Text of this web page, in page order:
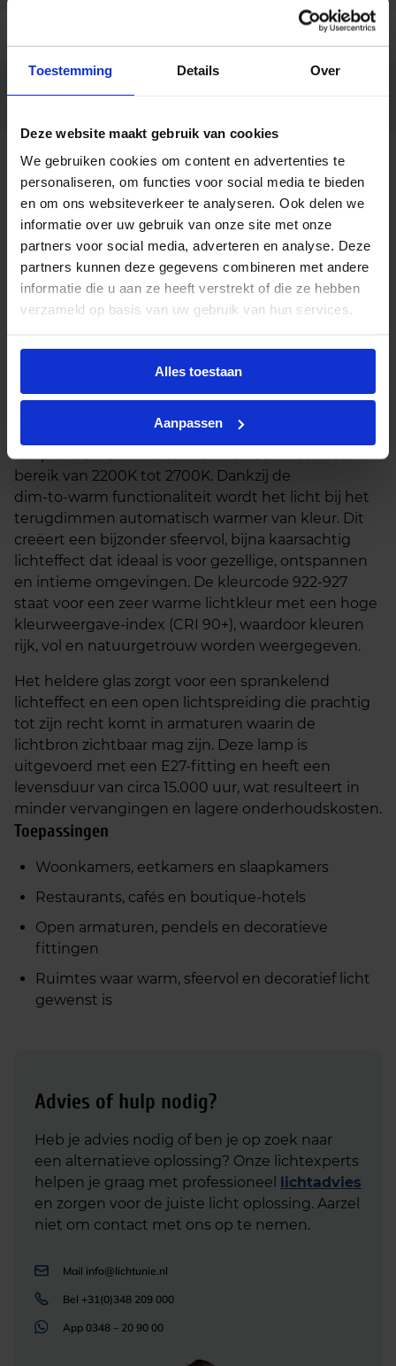
Toestemming Details Over
Deze website maakt gebruik van cookies
We gebruiken cookies om content en advertenties te
personaliseren, om functies voor social media te bieden
en om ons websiteverkeer te analyseren. Ook delen we
informatie over uw gebruik van onze site met onze
partners voor social media, adverteren en analyse. Deze
partners kunnen deze gegevens combineren met andere
informatie die u aan ze heeft verstrekt of die ze hebben
verzameld op basis van uw gebruik van hun services.
Alles toestaan
Aanpassen
Fabrikantnaam
Beschrijving
De Philips Master LED bulb 10.5W 922‑927 E27 A60
helder glas (8720169311015) is een krachtige en
sfeervolle LED‑lamp met een klassieke A60‑vorm
en helder glas, ontworpen als hoogwaardige
vervanger voor een traditionele 100W gloeilamp.
Dankzij het transparante glas en de zichtbare
decoratieve uitstraling die perfect past in zowel
moderne als klassieke interieurs.
lichtopbrengst van circa 1521 lumen levert deze
lamp extra warm wit licht binnen een instelbaar
bereik van 2200K tot 2700K. Dankzij de
dim‑to‑warm functionaliteit wordt het licht bij het
terugdimmen automatisch warmer van kleur. Dit
creëert een bijzonder sfeervol, bijna kaarsachtig
lichteffect dat ideaal is voor gezellige, ontspannen
en intieme omgevingen. De kleurcode 922‑927
staat voor een zeer warme lichtkleur met een hoge
kleurweergave‑index (CRI 90+), waardoor kleuren
rijk, vol en natuurgetrouw worden weergegeven.
Het heldere glas zorgt voor een sprankelend
lichteffect en een open lichtspreiding die prachtig
tot zijn recht komt in armaturen waarin de
lichtbron zichtbaar mag zijn. Deze lamp is
uitgevoerd met een E27‑fitting en heeft een
levensduur van circa 15.000 uur, wat resulteert in
minder vervangingen en lagere onderhoudskosten.
Toepassingen
Woonkamers, eetkamers en slaapkamers
Restaurants, cafés en boutique‑hotels
Open armaturen, pendels en decoratieve
fittingen
Ruimtes waar warm, sfeervol en decoratief licht
gewenst is
Advies of hulp nodig?
Heb je advies nodig of ben je op zoek naar
een alternatieve oplossing? Onze lichtexperts
helpen je graag met professioneel lichtadvies
en zorgen voor de juiste licht oplossing. Aarzel
niet om contact met ons op te nemen.
Mail info@lichtunie.nl
Bel +31(0)348 209 000
App 0348 – 20 90 00